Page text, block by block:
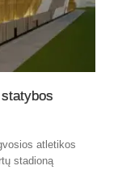
atletikos
stadioną